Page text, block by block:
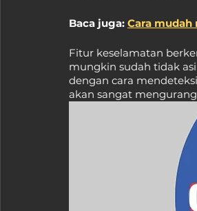
Baca juga: Cara
Fitur keselamatan
mungkin sudah tidak
dengan cara
akan sangat